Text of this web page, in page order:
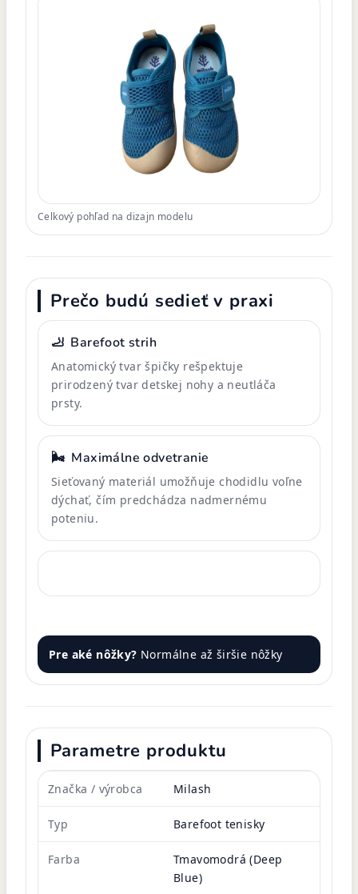
Celkový pohľad na dizajn modelu
Prečo budú sedieť v praxi
🦶 Barefoot strih
Anatomický tvar špičky rešpektuje
prirodzený tvar detskej nohy a neutláča
prsty.
🌬️ Maximálne odvetranie
Sieťovaný materiál umožňuje chodidlu voľne
dýchať, čím predchádza nadmernému
poteniu.
Pre aké nôžky? Normálne až širšie nôžky
Parametre produktu
Značka / výrobca Milash
Typ Barefoot tenisky
Farba
Tmavomodrá (Deep
Blue)